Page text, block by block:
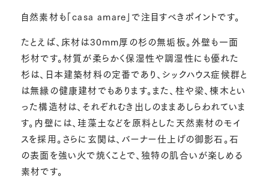
自然素材も「casa amare」で注目すべきポイントです。
たとえば、床材は30mm厚の杉の無垢板。外壁も一面
杉材です。材質が柔らかく保湿性や調湿性にも優れた
杉は、日本建築材料の定番であり、シックハウス症候群と
は無縁の健康建材でもあります。また、柱や梁、棟木とい
った構造材は、それぞれむき出しのままあしらわれていま
す。内壁には、珪藻土などを原料とした天然素材のモイ
スを採用。さらに玄関は、バーナー仕上げの御影石。石
の表面を強い火で焼くことで、独特の肌合いが楽しめる
素材です。